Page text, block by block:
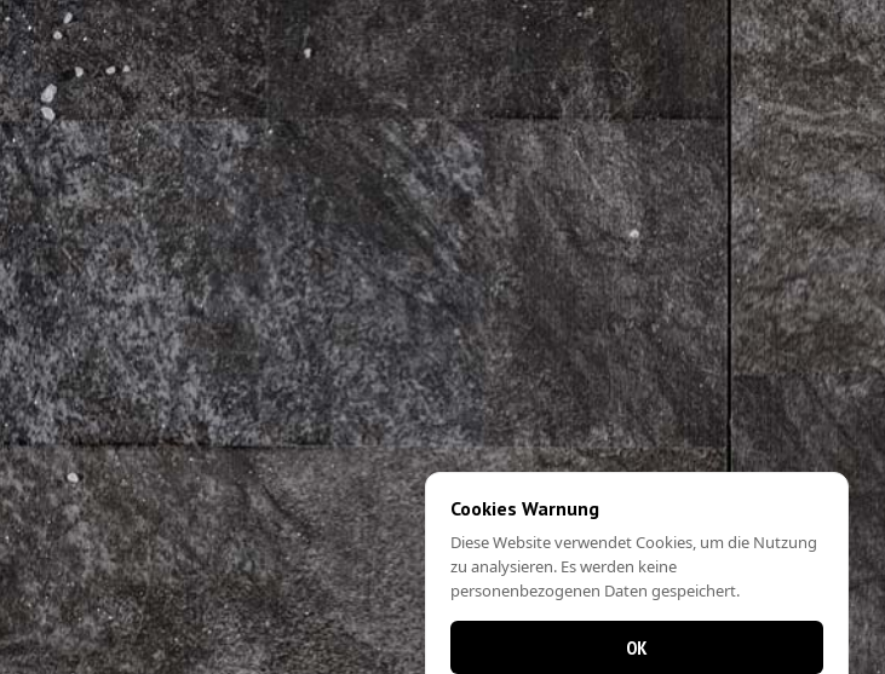
Cookies Warnung
Diese Website verwendet Cookies, um die Nutzung
zu analysieren. Es werden keine
personenbezogenen Daten gespeichert.
OK